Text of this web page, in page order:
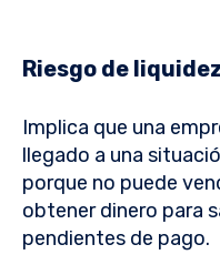
Riesgo de
Implica que una
llegado a una
porque no puede
obtener dinero para
pendientes de pago.